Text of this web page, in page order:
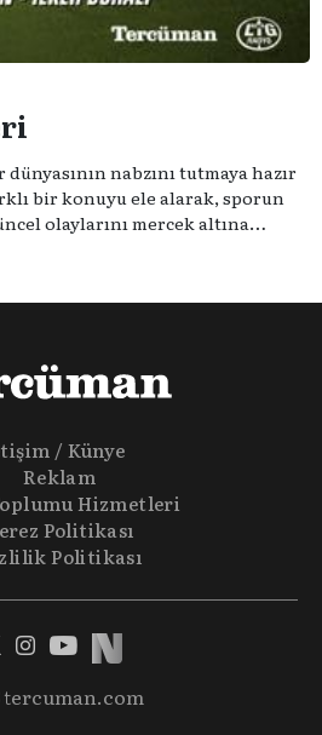
nabzını tutmaya hazır
bir konuyu ele alarak, sporun
olaylarını mercek altına
tam size
/ Künye
Reklam
Hizmetleri
Politikası
Politikası
tercuman.com